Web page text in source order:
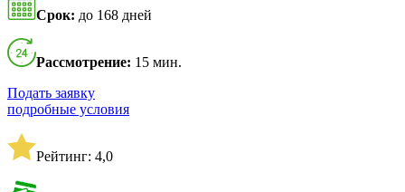
Срок: до 168 дней
Рассмотрение: 15 мин.
Подать заявку
подробные условия
Рейтинг: 4,0